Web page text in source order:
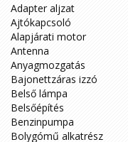
Adapter aljzat
Ajtókapcsoló
Alapjárati motor
Antenna
Anyagmozgatás
Bajonettzáras izzó
Belső lámpa
Belsőépítés
Benzinpumpa
Bolygómű alkatrész